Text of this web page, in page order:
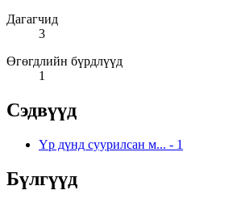
Дагагчид
3
Өгөгдлийн бүрдлүүд
1
Сэдвүүд
Үр дүнд суурилсан м... - 1
Бүлгүүд